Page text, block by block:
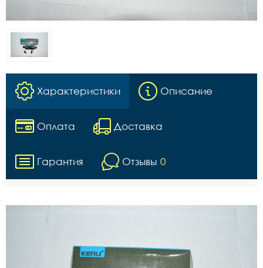
Характеристики Описание
Оплата Доставка
Гарантия Отзывы 0